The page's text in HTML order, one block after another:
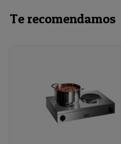
Te recomendamos